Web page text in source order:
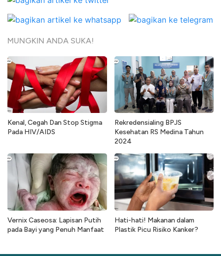
MUNGKIN ANDA SUKA!
Kenal, Cegah Dan Stop Stigma
Pada HIV/AIDS
Rekredensialing BPJS
Kesehatan RS Medina Tahun
2024
Vernix Caseosa: Lapisan Putih
pada Bayi yang Penuh Manfaat
Hati-hati! Makanan dalam
Plastik Picu Risiko Kanker?